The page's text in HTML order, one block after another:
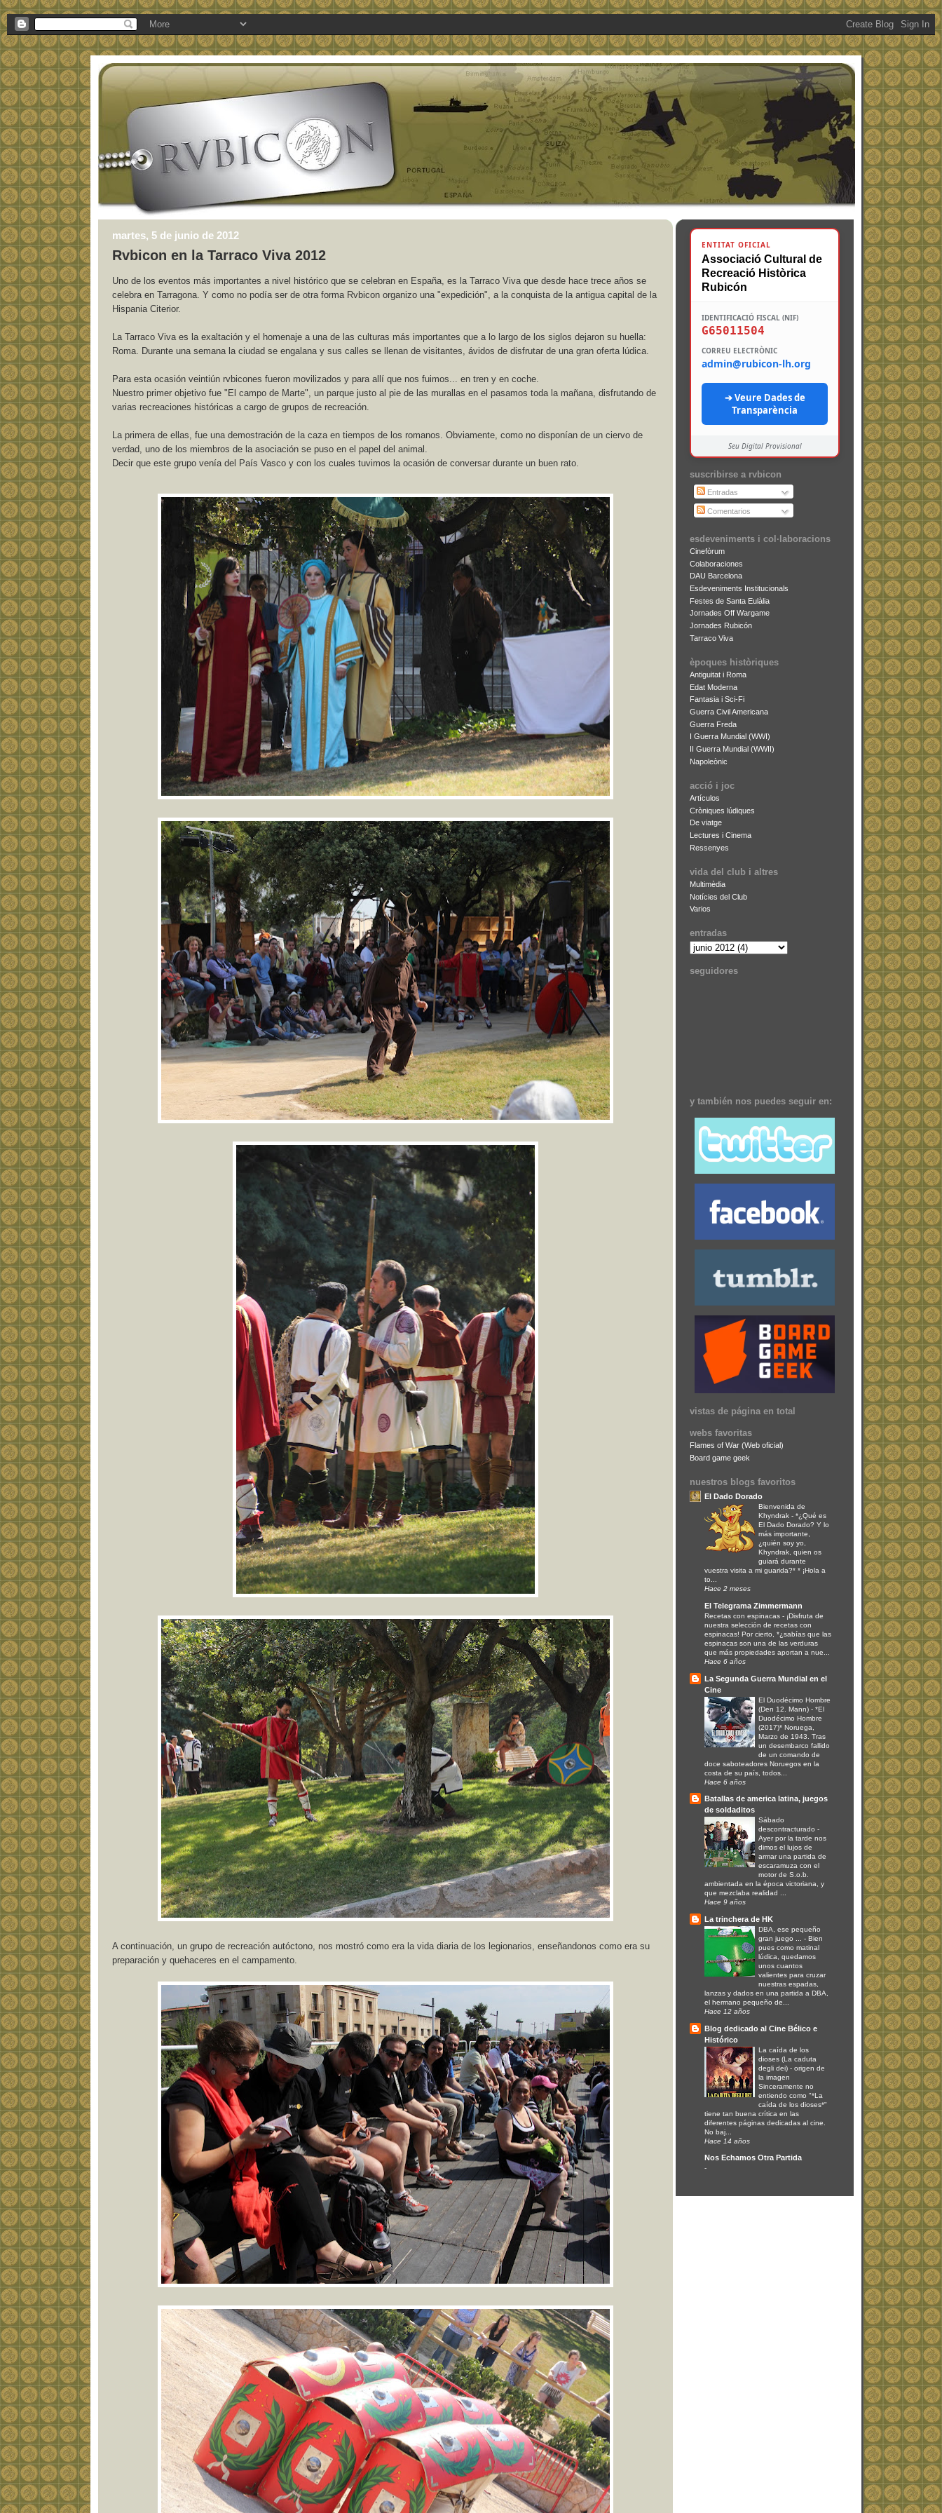
martes, 5 de junio de 2012
Rvbicon en la Tarraco Viva 2012
Uno de los eventos más importantes a nivel histórico que se celebran en España, es la Tarraco Viva que desde hace trece años se
celebra en Tarragona. Y como no podía ser de otra forma Rvbicon organizo una "expedición", a la conquista de la antigua capital de la
Hispania Citerior.
La Tarraco Viva es la exaltación y el homenaje a una de las culturas más importantes que a lo largo de los siglos dejaron su huella:
Roma. Durante una semana la ciudad se engalana y sus calles se llenan de visitantes, ávidos de disfrutar de una gran oferta lúdica.
Para esta ocasión veintiún rvbicones fueron movilizados y para allí que nos fuimos... en tren y en coche.
Nuestro primer objetivo fue "El campo de Marte", un parque justo al pie de las murallas en el pasamos toda la mañana, disfrutando de
varias recreaciones históricas a cargo de grupos de recreación.
La primera de ellas, fue una demostración de la caza en tiempos de los romanos. Obviamente, como no disponían de un ciervo de
verdad, uno de los miembros de la asociación se puso en el papel del animal.
Decir que este grupo venía del País Vasco y con los cuales tuvimos la ocasión de conversar durante un buen rato.
A continuación, un grupo de recreación autóctono, nos mostró como era la vida diaria de los legionarios, enseñandonos como era su
preparación y quehaceres en el campamento.
ENTITAT OFICIAL
Associació Cultural de
Recreació Històrica
Rubicón
IDENTIFICACIÓ FISCAL (NIF)
G65011504
CORREU ELECTRÒNIC
admin@rubicon-lh.org
➔ Veure Dades de
Transparència
Seu Digital Provisional
suscribirse a rvbicon
Entradas
Comentarios
esdeveniments i col·laboracions
Cinefòrum
Colaboraciones
DAU Barcelona
Esdeveniments Institucionals
Festes de Santa Eulàlia
Jornades Off Wargame
Jornades Rubicón
Tarraco Viva
èpoques històriques
Antiguitat i Roma
Edat Moderna
Fantasia i Sci-Fi
Guerra Civil Americana
Guerra Freda
I Guerra Mundial (WWI)
II Guerra Mundial (WWII)
Napoleònic
acció i joc
Artículos
Cròniques lúdiques
De viatge
Lectures i Cinema
Ressenyes
vida del club i altres
Multimèdia
Notícies del Club
Varios
entradas
seguidores
y también nos puedes seguir en:
vistas de página en total
webs favoritas
Flames of War (Web oficial)
Board game geek
nuestros blogs favoritos
El Dado Dorado
Bienvenida de
Khyndrak - *¿Qué es
El Dado Dorado? Y lo
más importante,
¿quién soy yo,
Khyndrak, quien os
guiará durante
vuestra visita a mi guarida?* * ¡Hola a
to...
Hace 2 meses
El Telegrama Zimmermann
Recetas con espinacas - ¡Disfruta de
nuestra selección de recetas con
espinacas! Por cierto, *¿sabías que las
espinacas son una de las verduras
que más propiedades aportan a nue...
Hace 6 años
La Segunda Guerra Mundial en el
Cine
El Duodécimo Hombre
(Den 12. Mann) - *El
Duodécimo Hombre
(2017)* Noruega,
Marzo de 1943. Tras
un desembarco fallido
de un comando de
doce saboteadores Noruegos en la
costa de su país, todos...
Hace 6 años
Batallas de america latina, juegos
de soldaditos
Sábado
descontracturado -
Ayer por la tarde nos
dimos el lujos de
armar una partida de
escaramuza con el
motor de S.o.b.
ambientada en la época victoriana, y
que mezclaba realidad ...
Hace 9 años
La trinchera de HK
DBA, ese pequeño
gran juego ... - Bien
pues como matinal
lúdica, quedamos
unos cuantos
valientes para cruzar
nuestras espadas,
lanzas y dados en una partida a DBA,
el hermano pequeño de...
Hace 12 años
Blog dedicado al Cine Bélico e
Histórico
La caída de los
dioses (La caduta
degli dei) - origen de
la imagen
Sinceramente no
entiendo como "*La
caída de los dioses*"
tiene tan buena crítica en las
diferentes páginas dedicadas al cine.
No baj...
Hace 14 años
Nos Echamos Otra Partida
-